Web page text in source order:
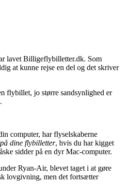
lavet Billigeflybilletter.dk. Som
at kunne rejse en del og det skriver
flybillet, jo større sandsynlighed er
computer, har flyselskaberne
dine flybilletter, hvis du har kigget
sidder på en dyr Mac-computer.
Ryan-Air, blevet taget i at gøre
lovgivning, men det fortsætter